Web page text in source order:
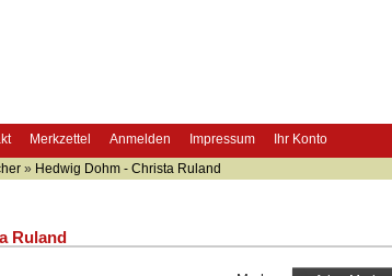
Merkzettel Anmelden Impressum Ihr Konto
» Hedwig Dohm - Christa Ruland
Ruland